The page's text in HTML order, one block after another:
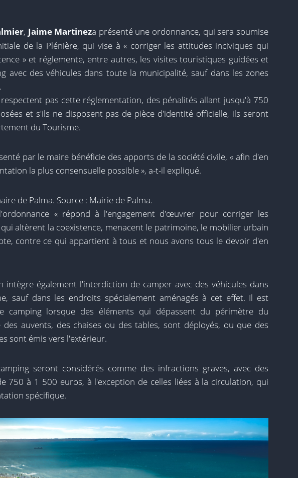
, Jaime Martineza présenté une ordonnance, qui sera soumise
de la Plénière, qui vise à « corriger les attitudes inciviques qui
» et réglemente, entre autres, les visites touristiques guidées et
avec des véhicules dans toute la municipalité, sauf dans les zones
pas cette réglementation, des pénalités allant jusqu'à 750
et s'ils ne disposent pas de pièce d'identité officielle, ils seront
du Tourisme.
par le maire bénéficie des apports de la société civile, « afin d'en
la plus consensuelle possible », a-t-il expliqué.
de Palma. Source : Mairie de Palma.
« répond à l'engagement d'œuvrer pour corriger les
altèrent la coexistence, menacent le patrimoine, le mobilier urbain
contre ce qui appartient à tous et nous avons tous le devoir d'en
intègre également l'interdiction de camper avec des véhicules dans
sauf dans les endroits spécialement aménagés à cet effet. Il est
camping lorsque des éléments qui dépassent du périmètre du
des auvents, des chaises ou des tables, sont déployés, ou que des
sont émis vers l'extérieur.
seront considérés comme des infractions graves, avec des
750 à 1 500 euros, à l'exception de celles liées à la circulation, qui
spécifique.